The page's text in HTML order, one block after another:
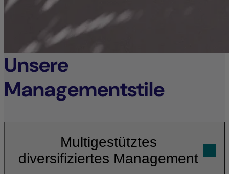
Unsere
Managementstile
Multigestütztes
diversifiziertes Management